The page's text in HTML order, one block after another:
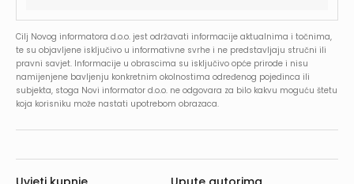
Cilj Novog informatora d.o.o. jest održavati informacije aktualnima i točnima,
te su objavljene isključivo u informativne svrhe i ne predstavljaju stručni ili
pravni savjet. Informacije u obrascima su isključivo opće prirode i nisu
namijenjene bavljenju konkretnim okolnostima određenog pojedinca ili
subjekta, stoga Novi informator d.o.o. ne odgovara za bilo kakvu moguću štetu
koja korisniku može nastati upotrebom obrazaca.